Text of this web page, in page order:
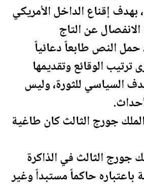
إقناع الداخل الأمريكي
عن التاج
حمل النص طابعاً دعائياً
الوقائع وتقديمها
السياسي للثورة، وليس
الملك جورج الثالث كان طاغية
جورج الثالث في الذاكرة
باعتباره حاكماً مستبداً وغير